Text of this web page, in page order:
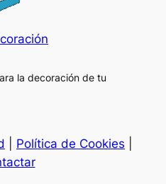
la decoración de tu
Política de Cookies